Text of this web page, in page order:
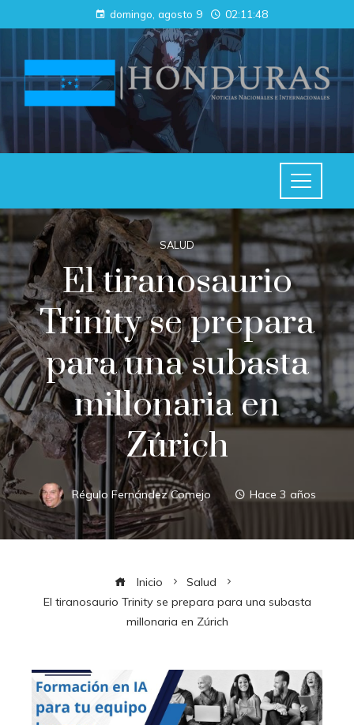
domingo, agosto 9 02:11:49
SALUD
El tiranosaurio
Trinity se prepara
para una subasta
millonaria en
Zúrich
Régulo Fernández Comejo Hace 3 años
Inicio
Salud
El tiranosaurio Trinity se prepara para una subasta
millonaria en Zúrich